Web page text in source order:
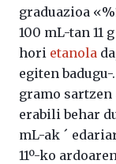
graduazioa
100 mL-tan 11
hori etanola
egiten
gramo
erabili behar
mL-ak ´
11º-ko